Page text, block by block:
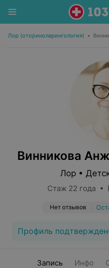
Лор (оториноларингология) •
Винникова
Лор •
Стаж 22 года •
Нет отзывов
Профиль подтвержден
Запись Инфо